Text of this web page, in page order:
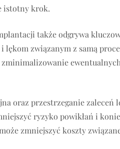
istotny krok.
także odgrywa
lękom związanym z samą
oraz przestrzeganie zaleceń
ryzyko powikłań i
zmniejszyć koszty